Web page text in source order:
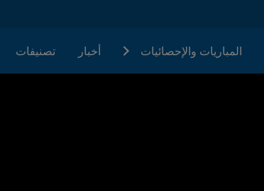
المباريات والإحصائيات أخبار تصنيفات